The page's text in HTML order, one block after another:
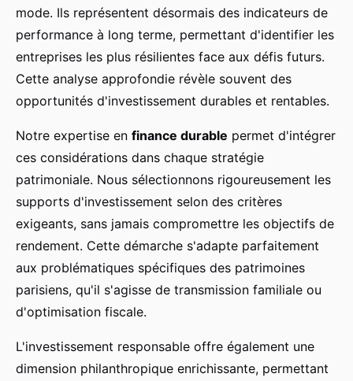
mode. Ils représentent désormais des indicateurs de
performance à long terme, permettant d'identifier les
entreprises les plus résilientes face aux défis futurs.
Cette analyse approfondie révèle souvent des
opportunités d'investissement durables et rentables.
Notre expertise en finance durable permet d'intégrer
ces considérations dans chaque stratégie
patrimoniale. Nous sélectionnons rigoureusement les
supports d'investissement selon des critères
exigeants, sans jamais compromettre les objectifs de
rendement. Cette démarche s'adapte parfaitement
aux problématiques spécifiques des patrimoines
parisiens, qu'il s'agisse de transmission familiale ou
d'optimisation fiscale.
L'investissement responsable offre également une
dimension philanthropique enrichissante, permettant